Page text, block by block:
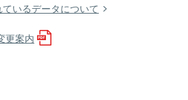
いるデータについて
更案内